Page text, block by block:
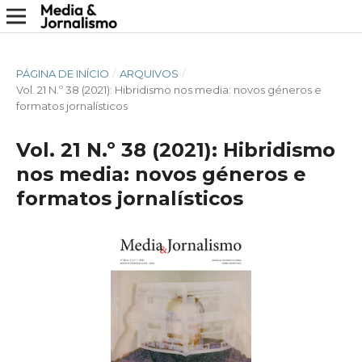
PÁGINA DE INÍCIO / ARQUIVOS /
Vol. 21 N.º 38 (2021): Hibridismo nos media: novos géneros e
formatos jornalísticos
Vol. 21 N.º 38 (2021): Hibridismo
nos media: novos géneros e
formatos jornalísticos